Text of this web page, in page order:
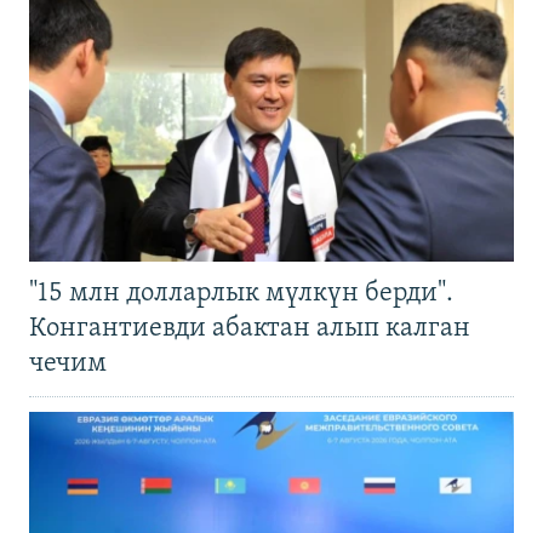
"15 млн долларлык мүлкүн берди".
Конгантиевди абактан алып калган
чечим